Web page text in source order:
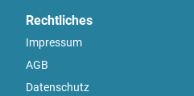
Rechtliches
Impressum
AGB
Datenschutz